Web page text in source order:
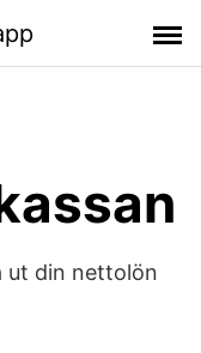
ut din nettolön